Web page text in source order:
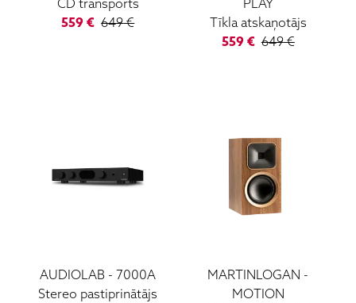
CD transports
559 € 649€
PLAY
Tīkla atskaņotājs
559€ 649€
AUDIOLAB -7000A
Stereo pastiprinātājs
MARTINLOGAN -
MOTION